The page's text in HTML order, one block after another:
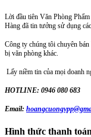
Lời đầu tiên Văn Phòng
Hàng đã tin tưởng sử dụng
Công ty chúng tôi chuyên bán
bị văn phòng khác.
Lấy niềm tin của mọi doanh
HOTLINE: 0946 080 683
Email:
Hình thức thanh toán